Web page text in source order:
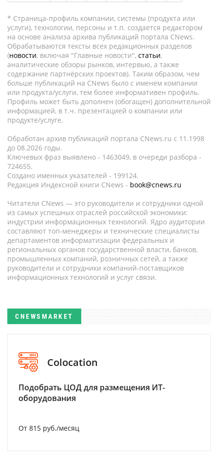
* Страница-профиль компании, системы (продукта или
услуги), технологии, персоны и т.п. создается редактором
на основе анализа архива публикаций портала CNews.
Обрабатываются тексты всех редакционных разделов
(новости, включая "Главные новости", статьи,
аналитические обзоры рынков, интервью, а также
содержание партнёрских проектов). Таким образом, чем
больше публикаций на CNews было с именем компании
или продукта/услуги, тем более информативен профиль.
Профиль может быть дополнен (обогащен) дополнительной
информацией, в т.ч. презентацией о компании или
продукте/услуге.
Обработан архив публикаций портала CNews.ru c 11.1998
до 08.2026 годы.
Ключевых фраз выявлено - 1463049, в очереди разбора -
724655.
Создано именных указателей - 199124.
Редакция Индексной книги CNews - book@cnews.ru
Читатели CNews — это руководители и сотрудники одной
из самых успешных отраслей российской экономики:
индустрии информационных технологий. Ядро аудитории
составляют топ-менеджеры и технические специалисты
департаментов информатизации федеральных и
региональных органов государственной власти, банков,
промышленных компаний, розничных сетей, а также
руководители и сотрудники компаний-поставщиков
информационных технологий и услуг связи.
CNEWSMARKET
Colocation
Подобрать ЦОД для размещения ИТ-
оборудования
От 815 руб./месяц